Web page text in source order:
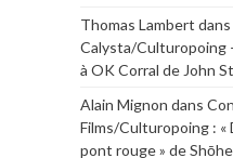
Thomas Lambert dans
Calysta/Culturopoing
à OK Corral de John
Alain Mignon dans
Films/Culturopoing : «
pont rouge » de